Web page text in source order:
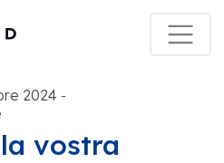
2024 -
vostra